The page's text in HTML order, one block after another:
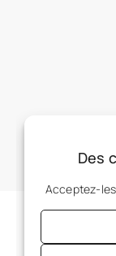
Des
Acceptez-